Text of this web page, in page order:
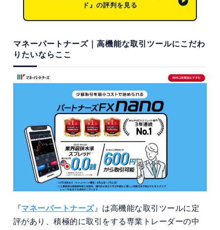
ド』の評判を見る
マネーパートナーズ｜ 高機能な取引ツールにこだわ
りたいならここ
『マネーパートナーズ』は高機能な取引ツールに定
評があり、積極的に取引をする専業トレーダーの中